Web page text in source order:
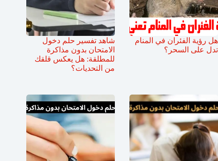
هل رؤية الفئران في المنام
تدل على السحر؟
شاهد تفسير حلم دخول
الامتحان بدون مذاكرة
للمطلقة: هل يعكس قلقك
من التحديات؟